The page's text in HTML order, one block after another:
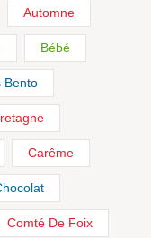
Automne
Bébé
Bento
Carême
Comté De Foix